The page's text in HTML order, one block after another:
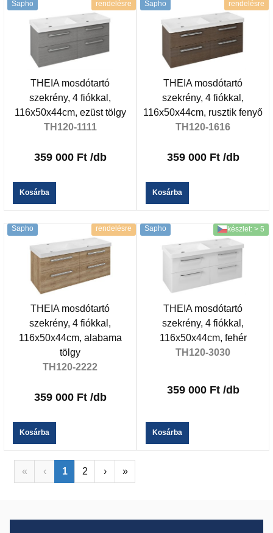
Sapho rendelésre
THEIA mosdótartó
szekrény, 4 fiókkal,
116x50x44cm, ezüst tölgy
TH120-1111
359 000 Ft /db
Kosárba
Sapho rendelésre
THEIA mosdótartó
szekrény, 4 fiókkal,
116x50x44cm, rusztik fenyő
TH120-1616
359 000 Ft /db
Kosárba
Sapho rendelésre
THEIA mosdótartó
szekrény, 4 fiókkal,
116x50x44cm, alabama
tölgy
TH120-2222
359 000 Ft /db
Kosárba
Sapho készlet: > 5
THEIA mosdótartó
szekrény, 4 fiókkal,
116x50x44cm, fehér
TH120-3030
359 000 Ft /db
Kosárba
« ‹ 1 2 › »